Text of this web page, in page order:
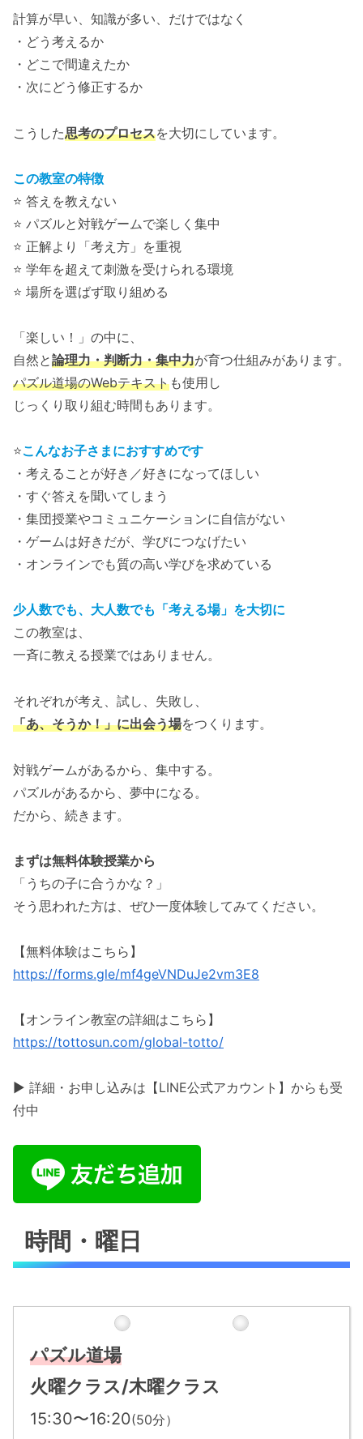
計算が早い、知識が多い、だけではなく
・どう考えるか
・どこで間違えたか
・次にどう修正するか
こうした思考のプロセスを大切にしています。
この教室の特徴
⭐️ 答えを教えない
⭐️ パズルと対戦ゲームで楽しく集中
⭐️ 正解より「考え方」を重視
⭐️ 学年を超えて刺激を受けられる環境
⭐️ 場所を選ばず取り組める
「楽しい！」の中に、
自然と論理力・判断力・集中力が育つ仕組みがあります。
パズル道場のWebテキストも使用し
じっくり取り組む時間もあります。
⭐️こんなお子さまにおすすめです
・考えることが好き／好きになってほしい
・すぐ答えを聞いてしまう
・集団授業やコミュニケーションに自信がない
・ゲームは好きだが、学びにつなげたい
・オンラインでも質の高い学びを求めている
少人数でも、大人数でも「考える場」を大切に
この教室は、
一斉に教える授業ではありません。
それぞれが考え、試し、失敗し、
「あ、そうか！」に出会う場をつくります。
対戦ゲームがあるから、集中する。
パズルがあるから、夢中になる。
だから、続きます。
まずは無料体験授業から
「うちの子に合うかな？」
そう思われた方は、ぜひ一度体験してみてください。
【無料体験はこちら】
https://forms.gle/mf4geVNDuJe2vm3E8
【オンライン教室の詳細はこちら】
https://tottosun.com/global-totto/
▶ 詳細・お申し込みは【LINE公式アカウント】からも受
付中
時間・曜日
パズル道場
火曜クラス/木曜クラス
15:30〜16:20(50分）